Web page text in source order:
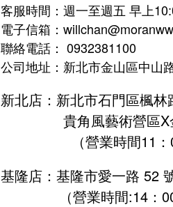
客服時間：週一至週五 早上
電子信箱：
聯絡電話： 0932381100
公司地址：新北市金山區中山
新北店：新北市石門區楓
貴角風藝術營區X金
（營業時間11：00-
基隆店：基隆市愛一路 52
（營業時間:14：